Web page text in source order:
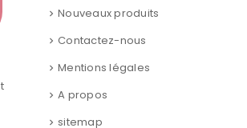
Nouveaux produits
Contactez-nous
Mentions légales
A propos
sitemap